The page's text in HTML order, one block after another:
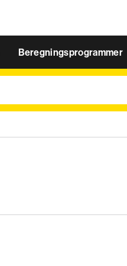
Beregningsprogrammer